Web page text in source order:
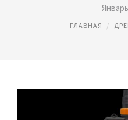
ГЛАВНАЯ